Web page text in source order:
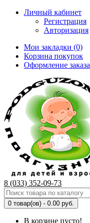
Личный кабинет
Регистрация
Авторизация
Мои закладки (0)
Корзина покупок
Оформление заказа
8 (033) 352-09-73
0 товар(ов) - 0.00 руб.
В корзине пусто!